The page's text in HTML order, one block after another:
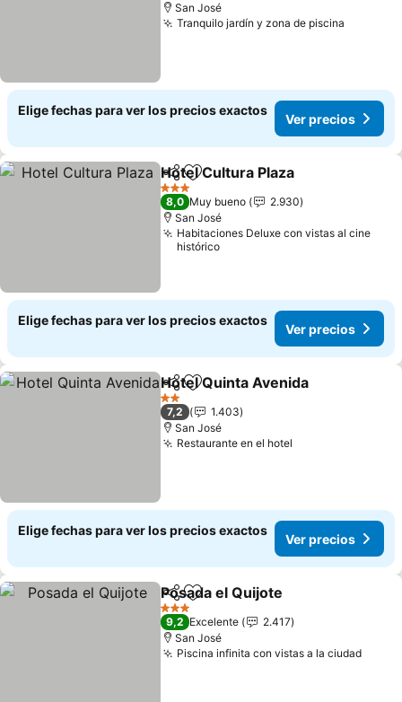
San José
Tranquilo jardín y zona de piscina
Elige fechas para ver los precios exactos
Ver precios
CompartirAgregar a favoritos
Hotel Cultura Plaza
3 Estrellas
8,0 Muy bueno
2.930
San José
Habitaciones Deluxe con vistas al cine
histórico
Elige fechas para ver los precios exactos
Ver precios
CompartirAgregar a favoritos
Hotel Quinta Avenida
2 Estrellas
7,2
1.403
San José
Restaurante en el hotel
Elige fechas para ver los precios exactos
Ver precios
CompartirAgregar a favoritos
Posada el Quijote
3 Estrellas
9,2 Excelente
2.417
San José
Piscina infinita con vistas a la ciudadVer